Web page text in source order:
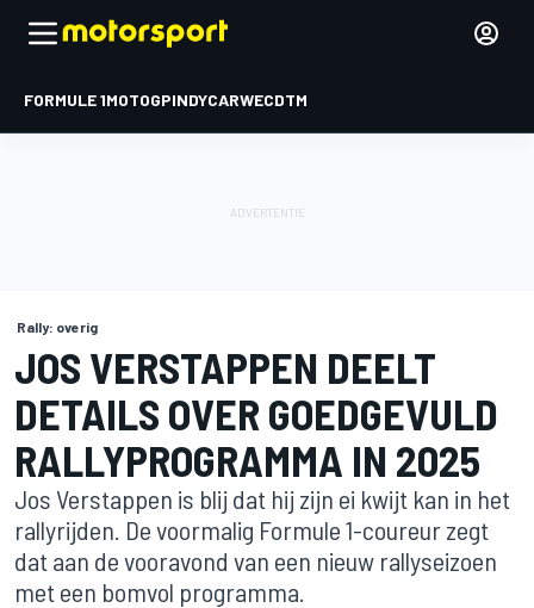
FORMULE 1MOTOGPINDYCARWECDTM
Rally: overig
JOS VERSTAPPEN DEELT
DETAILS OVER GOEDGEVULD
RALLYPROGRAMMA IN 2025
Jos Verstappen is blij dat hij zijn ei kwijt kan in het
rallyrijden. De voormalig Formule 1-coureur zegt
dat aan de vooravond van een nieuw rallyseizoen
met een bomvol programma.